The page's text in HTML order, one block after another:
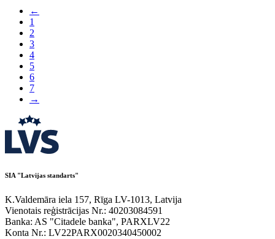
←
1
2
3
4
5
6
7
→
SIA "Latvijas standarts"
K.Valdemāra iela 157, Rīga LV-1013, Latvija
Vienotais reģistrācijas Nr.: 40203084591
Banka: AS "Citadele banka", PARXLV22
Konta Nr.: LV22PARX0020340450002